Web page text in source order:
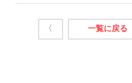
〈 一覧に戻る